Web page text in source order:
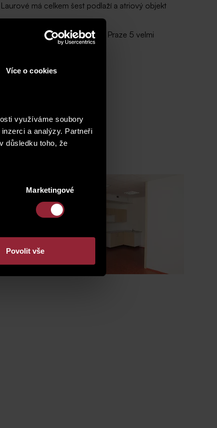
Více o cookies
využíváme soubory
a analýzy. Partneři
důsledku toho, že
Marketingové
Povolit vše
má celkem šest podlaží a atriový objekt
je Radlická ulice na Praze 5 velmi
oblastí.